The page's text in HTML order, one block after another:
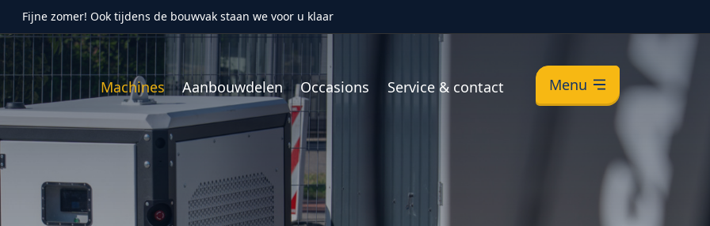
Fijne zomer! Ook tijdens de bouwvak staan we voor u klaar
Machines Aanbouwdelen Occasions Service & contact Menu